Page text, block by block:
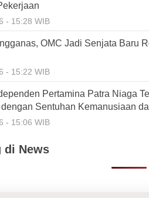
- 15:28 WIB
OMC Jadi Senjata Baru
- 15:22 WIB
Pertamina Patra Niaga
Sentuhan Kemanusiaan
- 15:06 WIB
di News